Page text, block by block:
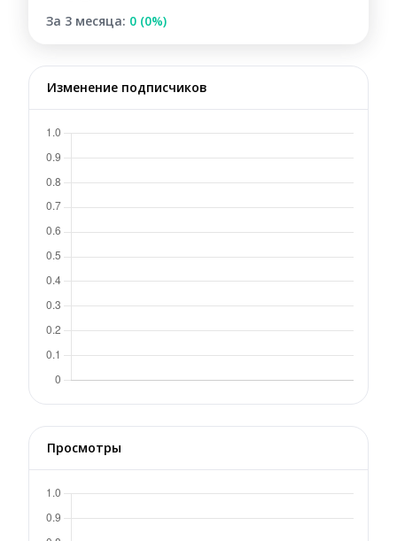
За 3 месяца: 0 (0%)
Изменение подписчиков
Просмотры